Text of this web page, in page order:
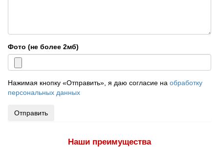
Фото (не более 2мб)
Нажимая кнопку «Отправить», я даю согласие на обработку
персональных данных
Отправить
Наши преимущества